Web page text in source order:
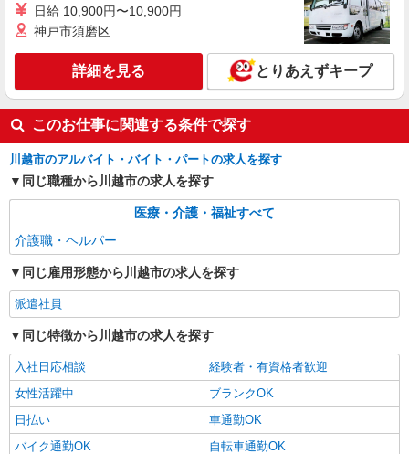
へ＊サ高住
時給1600円〜2250円 ＜日払い有/週払い有/交
川越市
キープ 詳細を見る
日給 10,900円〜10,900円
神戸市須磨区
詳細を見る とりあえずキープ
このお仕事に関連する条件で探す
川越市のアルバイト・バイト・パートの求人を探す
同じ職種から川越市の求人を探す
医療・介護・福祉すべて
介護職・ヘルパー
同じ雇用形態から川越市の求人を探す
派遣社員
同じ特徴から川越市の求人を探す
入社日応相談
経験者・有資格者歓迎
女性活躍中
ブランクOK
日払い
車通勤OK
バイク通勤OK
自転車通勤OK